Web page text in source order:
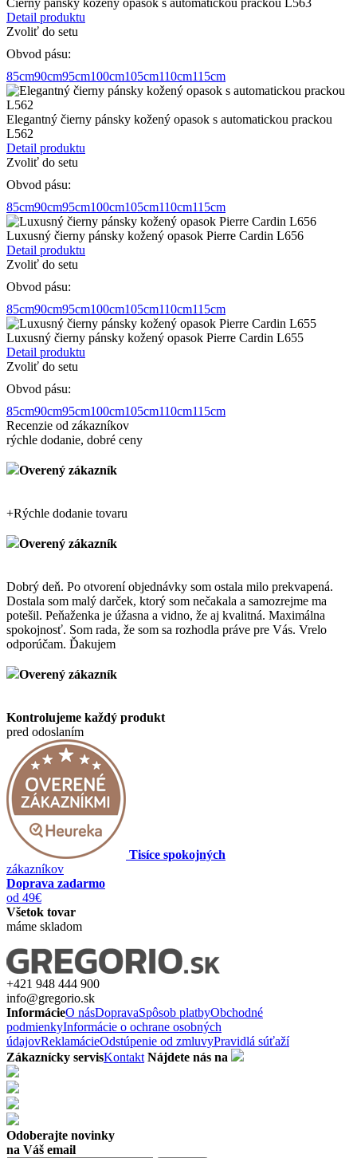
Detail produktu
Zvoliť do setu
Obvod pásu:
85cm90cm95cm100cm105cm110cm115cm
Elegantný čierny pánsky kožený opasok s automatickou prackou
L562
Detail produktu
Zvoliť do setu
Obvod pásu:
85cm90cm95cm100cm105cm110cm115cm
Luxusný čierny pánsky kožený opasok Pierre Cardin L656
Detail produktu
Zvoliť do setu
Obvod pásu:
85cm90cm95cm100cm105cm110cm115cm
Luxusný čierny pánsky kožený opasok Pierre Cardin L655
Detail produktu
Zvoliť do setu
Obvod pásu:
85cm90cm95cm100cm105cm110cm115cm
Recenzie od zákazníkov
rýchle dodanie, dobré ceny
Overený zákazník
+Rýchle dodanie tovaru
Overený zákazník
Dobrý deň. Po otvorení objednávky som ostala milo prekvapená.
Dostala som malý darček, ktorý som nečakala a samozrejme ma
potešil. Peňaženka je úžasna a vidno, že aj kvalitná. Maximálna
spokojnosť. Som rada, že som sa rozhodla práve pre Vás. Vrelo
odporúčam. Ďakujem
Overený zákazník
Kontrolujeme každý produkt
pred odoslaním
Tisíce spokojných
zákazníkov
Doprava zadarmo
od 49€
Všetok tovar
máme skladom
+421 948 444 900
info@gregorio.sk
InformácieO násDopravaSpôsob platbyObchodné
podmienkyInformácie o ochrane osobných
údajovReklamácieOdstúpenie od zmluvyPravidlá súťaží
Zákaznícky servisKontakt Nájdete nás na
Odoberajte novinky
na Váš email